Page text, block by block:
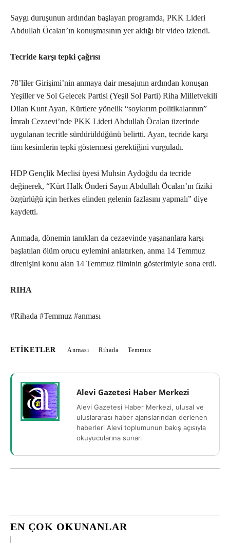
Saygı duruşunun ardından başlayan programda, PKK Lideri
Abdullah Öcalan’ın konuşmasının yer aldığı bir video izlendi.
Tecride karşı tepki çağrısı
78’liler Girişimi’nin anmaya dair mesajının ardından konuşan
Yeşiller ve Sol Gelecek Partisi (Yeşil Sol Parti) Riha Milletvekili
Dilan Kunt Ayan, Kürtlere yönelik “soykırım politikalarının”
İmralı Cezaevi’nde PKK Lideri Abdullah Öcalan üzerinde
uygulanan tecritle sürdürüldüğünü belirtti. Ayan, tecride karşı
tüm kesimlerin tepki göstermesi gerektiğini vurguladı.
HDP Gençlik Meclisi üyesi Muhsin Aydoğdu da tecride
değinerek, “Kürt Halk Önderi Sayın Abdullah Öcalan’ın fiziki
özgürlüğü için herkes elinden gelenin fazlasını yapmalı” diye
kaydetti.
Anmada, dönemin tanıkları da cezaevinde yaşananlara karşı
başlatılan ölüm orucu eylemini anlatırken, anma 14 Temmuz
direnişini konu alan 14 Temmuz filminin gösterimiyle sona erdi.
RIHA
#Rihada #Temmuz #anması
ETIKETLER Anması Rihada Temmuz
Alevi Gazetesi Haber Merkezi
Alevi Gazetesi Haber Merkezi, ulusal ve
uluslararası haber ajanslarından derlenen
haberleri Alevi toplumunun bakış açısıyla
okuyucularına sunar.
EN ÇOK OKUNANLAR